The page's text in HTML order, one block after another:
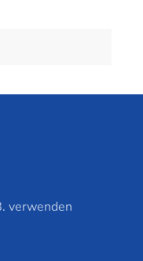
verwenden